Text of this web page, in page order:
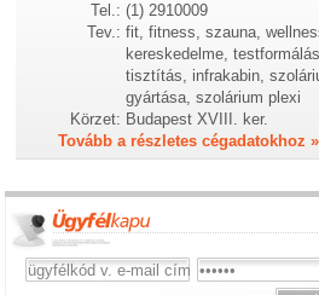
Tel.: (1) 2910009
Tev.: fit, fitness, szauna,
kereskedelme,
tisztítás, infrakabin,
gyártása, szolárium plexi
Körzet: Budapest XVIII. ker.
Tovább a részletes cégadatokhoz »